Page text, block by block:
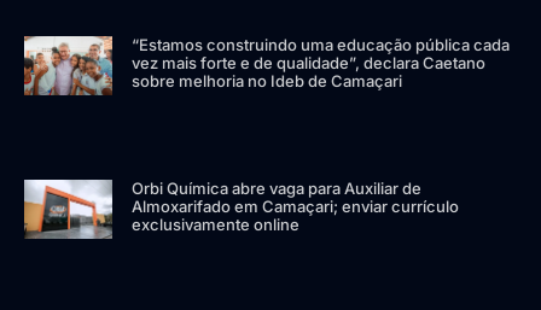
“Estamos construindo uma educação pública cada
vez mais forte e de qualidade”, declara Caetano
sobre melhoria no Ideb de Camaçari
Orbi Química abre vaga para Auxiliar de
Almoxarifado em Camaçari; enviar currículo
exclusivamente online